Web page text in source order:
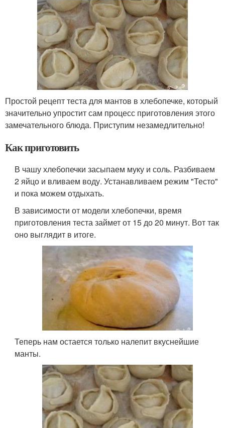
Простой рецепт теста для мантов в хлебопечке, который
значительно упростит сам процесс приготовления этого
замечательного блюда. Приступим незамедлительно!
Как приготовить
В чашу хлебопечки засыпаем муку и соль. Разбиваем
2 яйцо и вливаем воду. Устанавливаем режим "Тесто"
и пока можем отдыхать.
В зависимости от модели хлебопечки, время
приготовления теста займет от 15 до 20 минут. Вот так
оно выглядит в итоге.
Теперь нам остается только налепит вкуснейшие
манты.